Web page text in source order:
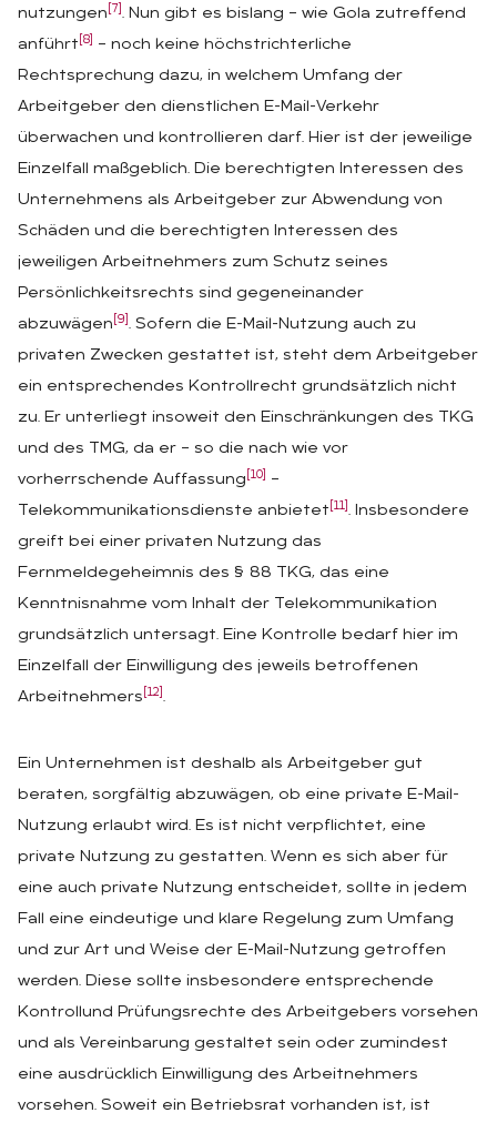
nutzungen [7] . Nun gibt es bislang – wie Gola zutreffend
anführt [8]
– noch keine höchstrichterliche
Rechtsprechung dazu, in welchem Umfang der
Arbeitgeber den dienstlichen E-Mail-Verkehr
überwachen und kontrollieren darf. Hier ist der jeweilige
Einzelfall maßgeblich. Die berechtigten Interessen des
Unternehmens als Arbeitgeber zur Abwendung von
Schäden und die berechtigten Interessen des
jeweiligen Arbeitnehmers zum Schutz seines
Persönlichkeitsrechts sind gegeneinander
abzuwägen [9] . Sofern die E-Mail-Nutzung auch zu
privaten Zwecken gestattet ist, steht dem Arbeitgeber
ein entsprechendes Kontrollrecht grundsätzlich nicht
zu. Er unterliegt insoweit den Einschränkungen des TKG
und des TMG, da er – so die nach wie vor
vorherrschende Auffassung [10]
–
Telekommunikationsdienste anbietet [11] . Insbesondere
greift bei einer privaten Nutzung das
Fernmeldegeheimnis des § 88 TKG, das eine
Kenntnisnahme vom Inhalt der Telekommunikation
grundsätzlich untersagt. Eine Kontrolle bedarf hier im
Einzelfall der Einwilligung des jeweils betroffenen
Arbeitnehmers [12] .
Ein Unternehmen ist deshalb als Arbeitgeber gut
beraten, sorgfältig abzuwägen, ob eine private E-Mail-
Nutzung erlaubt wird. Es ist nicht verpflichtet, eine
private Nutzung zu gestatten. Wenn es sich aber für
eine auch private Nutzung entscheidet, sollte in jedem
Fall eine eindeutige und klare Regelung zum Umfang
und zur Art und Weise der E-Mail-Nutzung getroffen
werden. Diese sollte insbesondere entsprechende
Kontrollund Prüfungsrechte des Arbeitgebers vorsehen
und als Vereinbarung gestaltet sein oder zumindest
eine ausdrücklich Einwilligung des Arbeitnehmers
vorsehen. Soweit ein Betriebsrat vorhanden ist, ist